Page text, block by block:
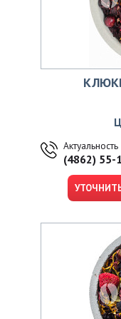
(4862) 55-